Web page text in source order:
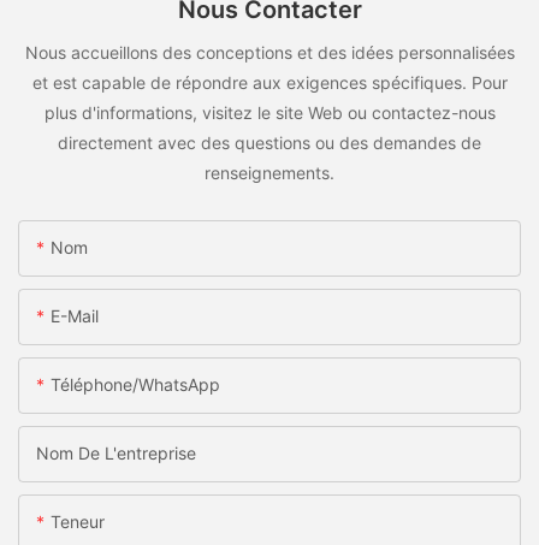
Nous Contacter
Nous accueillons des conceptions et des idées personnalisées
et est capable de répondre aux exigences spécifiques. Pour
plus d'informations, visitez le site Web ou contactez-nous
directement avec des questions ou des demandes de
renseignements.
Nom
E-Mail
Téléphone/WhatsApp
Nom De L'entreprise
Teneur